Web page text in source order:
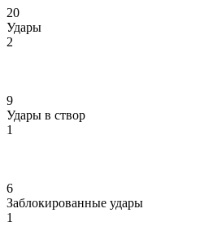
20
Удары
2
9
Удары в створ
1
6
Заблокированные удары
1